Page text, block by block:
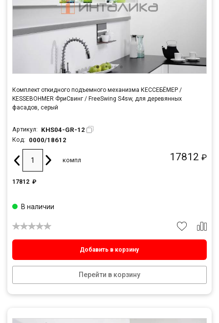
Комплект откидного подъемного механизма КЕССЕБЁМЕР /
KESSEBOHMER ФриСвинг / FreeSwing S4sw, для деревянных
фасадов, серый
Артикул: KHS04-GR-12
Код: 0000/18612
17812 ₽
компл
17812 ₽
Добавить в корзину
Перейти в корзину
В наличии